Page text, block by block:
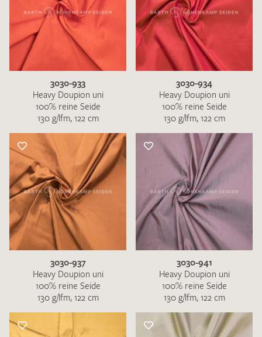
3030-933
Heavy Doupion uni
100% reine Seide
130 g/lfm, 122 cm
3030-934
Heavy Doupion uni
100% reine Seide
130 g/lfm, 122 cm
3030-937
Heavy Doupion uni
100% reine Seide
130 g/lfm, 122 cm
3030-941
Heavy Doupion uni
100% reine Seide
130 g/lfm, 122 cm